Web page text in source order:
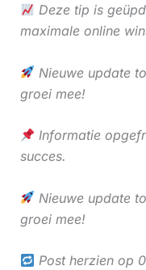
Deze tip is
maximale online
Nieuwe update
groei mee!
Informatie
succes.
Nieuwe update
groei mee!
Post herzien op